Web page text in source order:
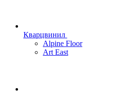
Кварцвинил
Alpine Floor
Art East